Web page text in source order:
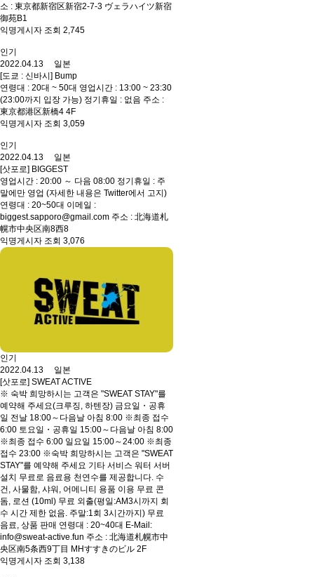
소 : 東京都新宿区新宿2-7-3 ヴェラハイツ新宿
御苑B1
익명게시자 조회 2,745
인기
2022.04.13 일본
[도쿄 : 신바시] Bump
연령대 : 20대 ~ 50대 영업시간 : 13:00 ~ 23:30
(23:00까지 입장 가능) 정기휴일 : 없음 주소 :
東京都港区新橋4 4F
익명게시자 조회 3,059
인기
2022.04.13 일본
[삿포로] BIGGEST
영업시간 : 20:00 ～ 다음 08:00 정기휴일 : 주
말에만 영업 (자세한 내용은 Twitter에서 고지)
연령대 : 20~50대 이메일 :
biggest.sapporo@gmail.com 주소 : 北海道札
幌市中央区南8西8
익명게시자 조회 3,076
인기
2022.04.13 일본
[삿포로] SWEAT ACTIVE
※ 숙박 희망하시는 고객은 "SWEAT STAY"를
예약해 주세요(크루징, 하텐장) 금요일・공휴
일 전날 18:00～다음날 아침 8:00 ※최종 접수
6:00 토요일・공휴일 15:00～다음날 아침 8:00
※최종 접수 6:00 일요일 15:00～24:00 ※최종
접수 23:00 ※숙박 희망하시는 고객은 "SWEAT
STAY"를 예약해 주세요 기타 서비스 워터 서버
설치 무료로 음료용 천연수를 제공합니다. 수
건, 사물함, 샤워, 어메니티 용품 이용 무료 콘
돔, 로션 (10ml) 무료 외출(평일:AM3시까지 회
수 시간 제한 없음. 주말:1회 3시간까지) 무료
음료, 상품 판매 연령대 : 20~40대 E-Mail:
info@sweat-active.fun 주소 : 北海道札幌市中
央区南5条西9丁目 MHすすきのビル 2F
익명게시자 조회 3,138